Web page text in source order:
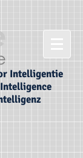
Intelligentie